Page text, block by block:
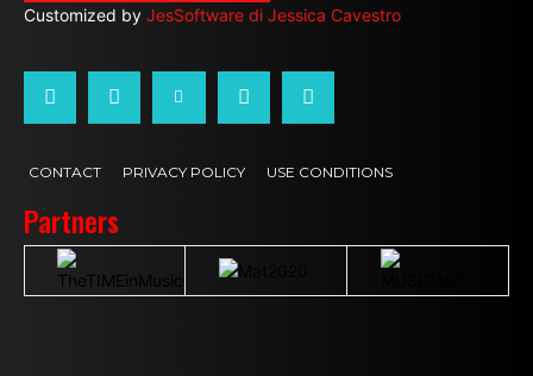
Customized by JesSoftware di Jessica Cavestro
CONTACT PRIVACY POLICY USE CONDITIONS
Partners